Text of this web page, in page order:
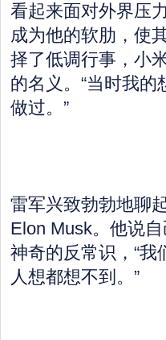
看起来面对外界压
成为他的软肋，使
择了低调行事，小
的名义。“当时我
做过。”
雷军兴致勃勃地聊
Elon Musk。他说
神奇的反常识，“
人想都想不到。”